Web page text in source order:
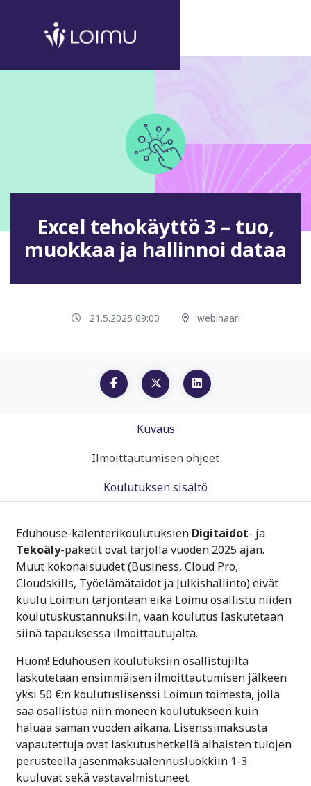
Excel tehokäyttö 3 – tuo,
muokkaa ja hallinnoi dataa
21.5.2025 09:00 webinaari
Kuvaus
Ilmoittautumisen ohjeet
Koulutuksen sisältö
Eduhouse-kalenterikoulutuksien Digitaidot- ja
Tekoäly-paketit ovat tarjolla vuoden 2025 ajan.
Muut kokonaisuudet (Business, Cloud Pro,
Cloudskills, Työelämätaidot ja Julkishallinto) eivät
kuulu Loimun tarjontaan eikä Loimu osallistu niiden
koulutuskustannuksiin, vaan koulutus laskutetaan
siinä tapauksessa ilmoittautujalta.
Huom! Eduhousen koulutuksiin osallistujilta
laskutetaan ensimmäisen ilmoittautumisen jälkeen
yksi 50 €:n koulutuslisenssi Loimun toimesta, jolla
saa osallistua niin moneen koulutukseen kuin
haluaa saman vuoden aikana. Lisenssimaksusta
vapautettuja ovat laskutushetkellä alhaisten tulojen
perusteella jäsenmaksualennusluokkiin 1-3
kuuluvat sekä vastavalmistuneet.